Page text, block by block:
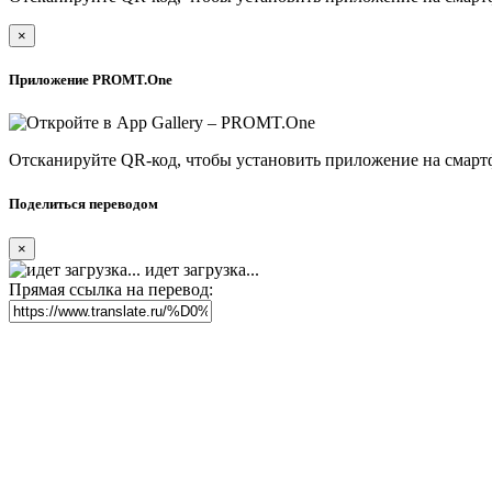
×
Приложение PROMT.One
Отсканируйте QR-код, чтобы установить приложение на
Поделиться переводом
×
идет загрузка...
Прямая ссылка на перевод: